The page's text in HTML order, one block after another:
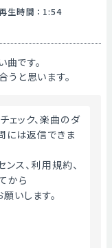
生時間 ： 1:54
です。
と思います。
には返信できま
ス、利用規約、
から
いします。